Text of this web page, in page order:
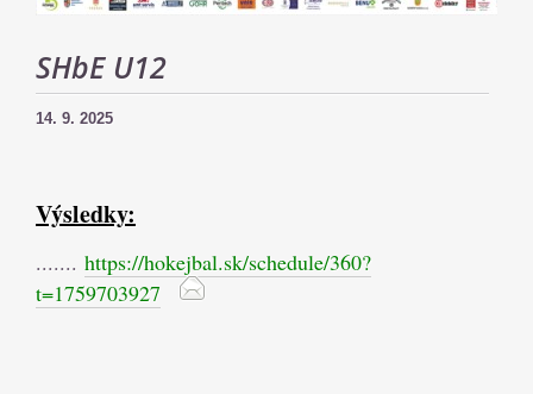
SHbE U12
14. 9. 2025
Výsledky:
....... https://hokejbal.sk/schedule/360?
t=1759703927